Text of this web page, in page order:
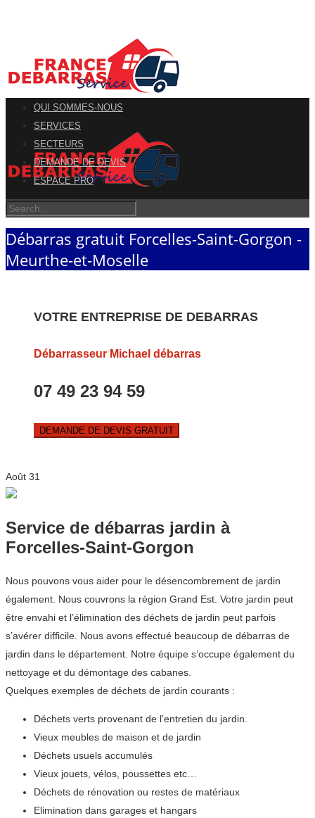
QUI SOMMES-NOUS
SERVICES
SECTEURS
DEMANDE DE DEVIS
ESPACE PRO
Débarras gratuit Forcelles-Saint-Gorgon -
Meurthe-et-Moselle
VOTRE ENTREPRISE DE DEBARRAS
Débarrasseur Michael débarras
07 49 23 94 59
DEMANDE DE DEVIS GRATUIT
Août 31
Service de débarras jardin à
Forcelles-Saint-Gorgon
Nous pouvons vous aider pour le désencombrement de jardin
également. Nous couvrons la région Grand Est. Votre jardin peut
être envahi et l’élimination des déchets de jardin peut parfois
s’avérer difficile. Nous avons effectué beaucoup de débarras de
jardin dans le département. Notre équipe s’occupe également du
nettoyage et du démontage des cabanes.
Quelques exemples de déchets de jardin courants :
Déchets verts provenant de l’entretien du jardin.
Vieux meubles de maison et de jardin
Déchets usuels accumulés
Vieux jouets, vélos, poussettes etc…
Déchets de rénovation ou restes de matériaux
Elimination dans garages et hangars